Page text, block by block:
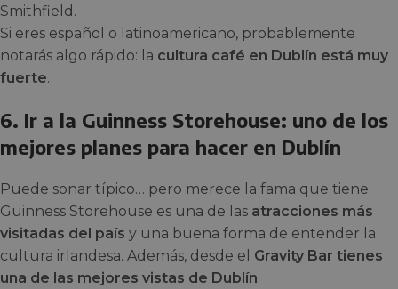
Smithfield.
Si eres español o latinoamericano, probablemente
notarás algo rápido: la cultura café en Dublín está muy
fuerte.
6. Ir a la Guinness Storehouse: uno de los
mejores planes para hacer en Dublín
Puede sonar típico… pero merece la fama que tiene.
Guinness Storehouse es una de las atracciones más
visitadas del país y una buena forma de entender la
cultura irlandesa. Además, desde el Gravity Bar tienes
una de las mejores vistas de Dublín.